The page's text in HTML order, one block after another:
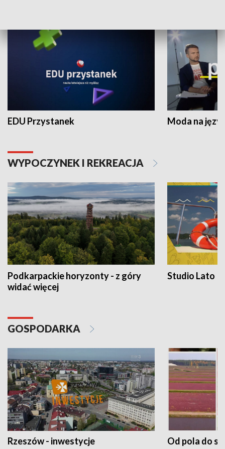
EDU Przystanek Moda na
WYPOCZYNEK I REKREACJA
Podkarpackie horyzonty - z góry
widać więcej
Studio Lato
GOSPODARKA
Rzeszów - inwestycje Od pola do